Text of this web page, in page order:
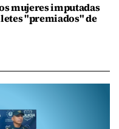
mujeres imputadas
"premiados" de